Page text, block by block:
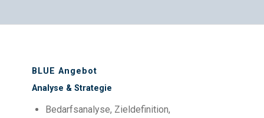
BLUE Angebot
Analyse & Strategie
Bedarfsanalyse, Zieldefinition,